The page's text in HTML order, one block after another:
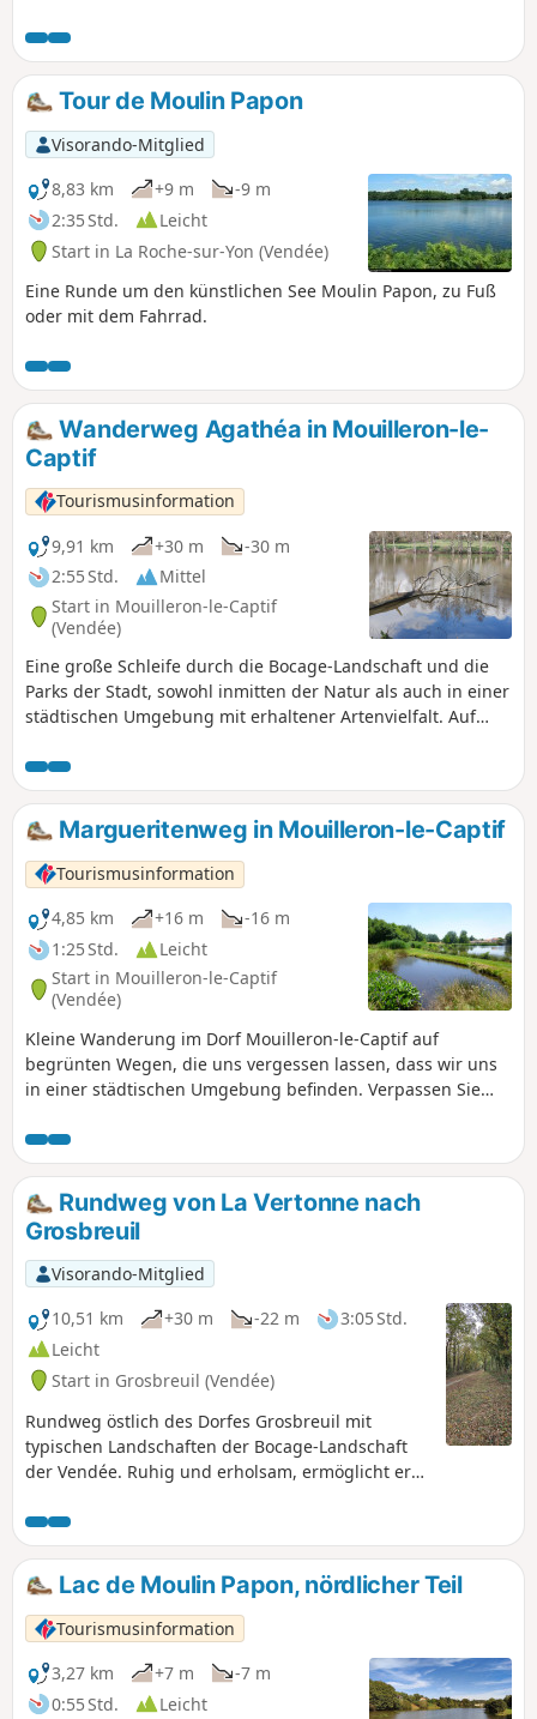
nach der Brücke bei Bertheliére und die
Furt am Ruisseau des Coux. Siehe
Praktische Informationen.
Tour de Moulin Papon
Visorando-Mitglied
8,83 km
+9 m
-9 m
2:35 Std.
Leicht
Start in La Roche-sur-Yon (Vendée)
Eine Runde um den künstlichen See Moulin Papon, zu Fuß
oder mit dem Fahrrad.
Wanderweg Agathéa in Mouilleron-le-
Captif
Tourismusinformation
9,91 km
+30 m
-30 m
2:55 Std.
Mittel
Start in Mouilleron-le-Captif
(Vendée)
Eine große Schleife durch die Bocage-Landschaft und die
Parks der Stadt, sowohl inmitten der Natur als auch in einer
städtischen Umgebung mit erhaltener Artenvielfalt. Auf
die Hohlwege mit Kopfbäumen und den Park mit Teichen
und Freizeiteinrichtungen bewundern. Die Markierung des
Weges wurde umgekehrt, gehen Sie also in Richtung Punkt
15. Margueritenweg in Mouilleron-le-Captif
Tourismusinformation
4,85 km
+16 m
-16 m
1:25 Std.
Leicht
Start in Mouilleron-le-Captif
(Vendée)
Kleine Wanderung im Dorf Mouilleron-le-Captif auf
begrünten Wegen, die uns vergessen lassen, dass wir uns
in einer städtischen Umgebung befinden. Verpassen Sie
auf halber Strecke. Rund um die Teiche sind einige Libellen
zu sehen.
Rundweg von La Vertonne nach
Grosbreuil
Visorando-Mitglied
10,51 km
+30 m -22 m
3:05 Std.
Leicht
Start in Grosbreuil (Vendée)
Rundweg östlich des Dorfes Grosbreuil mit
typischen Landschaften der Bocage-Landschaft
der Vendée. Ruhig und erholsam, ermöglicht er
schönen Hohlwegs und des Wanderwegs „Sentier
des Gaulois”.
Lac de Moulin Papon, nördlicher Teil
Tourismusinformation
3,27 km
+7 m
-7 m
0:55 Std.
Leicht